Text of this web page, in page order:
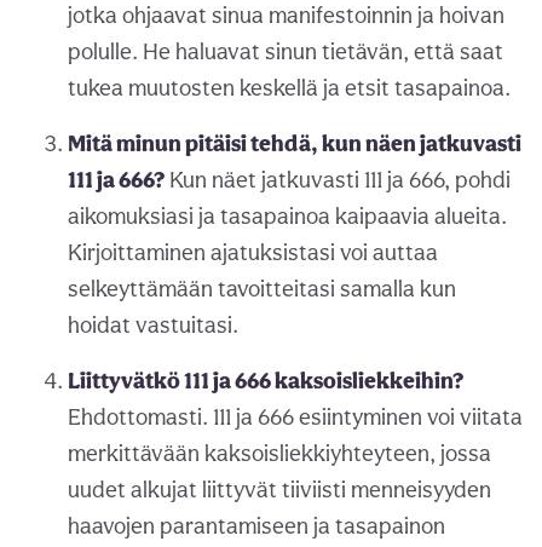
jotka ohjaavat sinua manifestoinnin ja hoivan
polulle. He haluavat sinun tietävän, että saat
tukea muutosten keskellä ja etsit tasapainoa.
Mitä minun pitäisi tehdä, kun näen jatkuvasti
111 ja 666? Kun näet jatkuvasti 111 ja 666, pohdi
aikomuksiasi ja tasapainoa kaipaavia alueita.
Kirjoittaminen ajatuksistasi voi auttaa
selkeyttämään tavoitteitasi samalla kun
hoidat vastuitasi.
Liittyvätkö 111 ja 666 kaksoisliekkeihin?
Ehdottomasti. 111 ja 666 esiintyminen voi viitata
merkittävään kaksoisliekkiyhteyteen, jossa
uudet alkujat liittyvät tiiviisti menneisyyden
haavojen parantamiseen ja tasapainon